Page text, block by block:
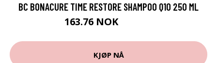
BC BONACURE TIME RESTORE SHAMPOO Q10 250 ML
163.76 NOK
KJØP NÅ